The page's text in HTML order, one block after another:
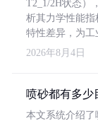
T2_1/2H状态）
析其力学性能
特性差异，为工
2026年8月4日
喷砂都有多少
本文系统介绍